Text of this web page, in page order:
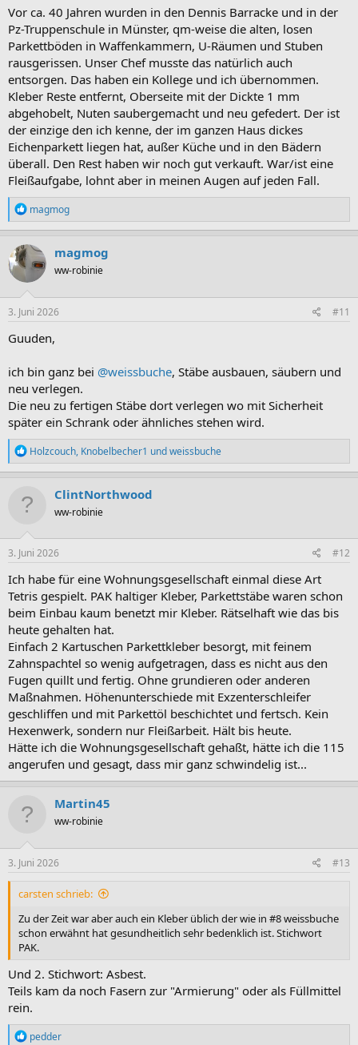
:
Vor ca. 40 Jahren wurden in den Dennis Barracke und in der
Pz-Truppenschule in Münster, qm-weise die alten, losen
Parkettböden in Waffenkammern, U-Räumen und Stuben
rausgerissen. Unser Chef musste das natürlich auch
entsorgen. Das haben ein Kollege und ich übernommen.
Kleber Reste entfernt, Oberseite mit der Dickte 1 mm
abgehobelt, Nuten saubergemacht und neu gefedert. Der ist
der einzige den ich kenne, der im ganzen Haus dickes
Eichenparkett liegen hat, außer Küche und in den Bädern
überall. Den Rest haben wir noch gut verkauft. War/ist eine
Fleißaufgabe, lohnt aber in meinen Augen auf jeden Fall.
R
e
a
k
t
o
n
e
:
magmog
magmog
ww-robinie
3. Juni 2026 #11
Guuden,
ich bin ganz bei @weissbuche, Stäbe ausbauen, säubern und
neu verlegen.
Die neu zu fertigen Stäbe dort verlegen wo mit Sicherheit
später ein Schrank oder ähnliches stehen wird.
R
e
a
t
n
e
:
Holzcouch, Knobelbecher1 undweissbuche
ClintNorthwood
ww-robinie
3. Juni 2026 #12
Ich habe für eine Wohnungsgesellschaft einmal diese Art
Tetris gespielt. PAK haltiger Kleber, Parkettstäbe waren schon
beim Einbau kaum benetzt mir Kleber. Rätselhaft wie das bis
heute gehalten hat.
Einfach 2 Kartuschen Parkettkleber besorgt, mit feinem
Zahnspachtel so wenig aufgetragen, dass es nicht aus den
Fugen quillt und fertig. Ohne grundieren oder anderen
Maßnahmen. Höhenunterschiede mit Exzenterschleifer
geschliffen und mit Parkettöl beschichtet und fertsch. Kein
Hexenwerk, sondern nur Fleißarbeit. Hält bis heute.
Hätte ich die Wohnungsgesellschaft gehaßt, hätte ich die 115
angerufen und gesagt, dass mir ganz schwindelig ist...
Martin45
ww-robinie
3. Juni 2026 #13
carsten schrieb:
Zu der Zeit war aber auch ein Kleber üblich der wie in #8 weissbuche
schon erwähnt hat gesundheitlich sehr bedenklich ist. Stichwort
PAK.
Und 2. Stichwort: Asbest.
Teils kam da noch Fasern zur "Armierung" oder als Füllmittel
rein.
R
pedder